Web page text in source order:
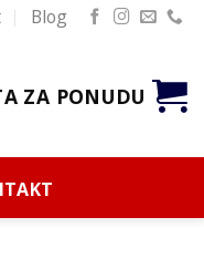
Blog
ZA PONUDU